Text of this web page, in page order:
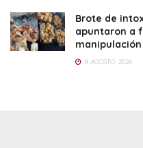
Brote de
apuntaron a
manipulación
8 AGOSTO, 2026